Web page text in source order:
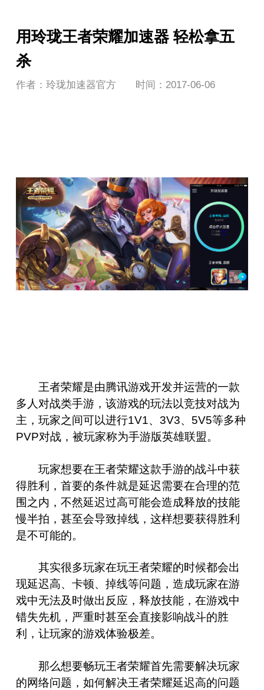
用玲珑王者荣耀加速器 轻松拿五
杀
作者：玲珑加速器官方 时间：2017-06-06
王者荣耀是由腾讯游戏开发并运营的一款
多人对战类手游，该游戏的玩法以竞技对战为
主，玩家之间可以进行1V1、3V3、5V5等多种
PVP对战，被玩家称为手游版英雄联盟。
玩家想要在王者荣耀这款手游的战斗中获
得胜利，首要的条件就是延迟需要在合理的范
围之内，不然延迟过高可能会造成释放的技能
慢半拍，甚至会导致掉线，这样想要获得胜利
是不可能的。
其实很多玩家在玩王者荣耀的时候都会出
现延迟高、卡顿、掉线等问题，造成玩家在游
戏中无法及时做出反应，释放技能，在游戏中
错失先机，严重时甚至会直接影响战斗的胜
利，让玩家的游戏体验极差。
那么想要畅玩王者荣耀首先需要解决玩家
的网络问题，如何解决王者荣耀延迟高的问题